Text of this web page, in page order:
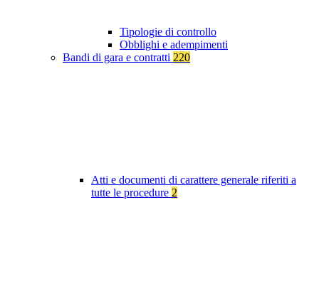
Tipologie di controllo
Obblighi e adempimenti
Bandi di gara e contratti 220
Atti e documenti di carattere generale riferiti a
tutte le procedure 2